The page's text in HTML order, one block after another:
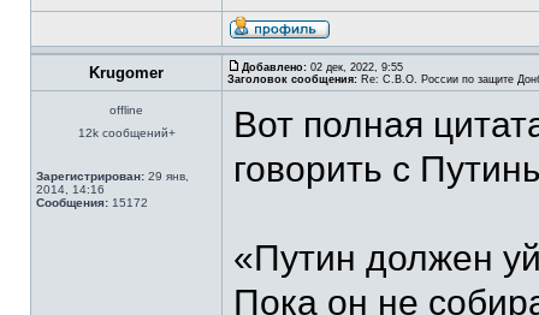
Krugomer Добавлено: 02 дек, 2022, 9:55
Заголовок сообщения: Re: С.В.О. России по защите
offline
12k сообщений+
Зарегистрирован: 29 янв,
2014, 14:16
Сообщения: 15172
Вот полная
говорить с
«Путин должен
Пока он не